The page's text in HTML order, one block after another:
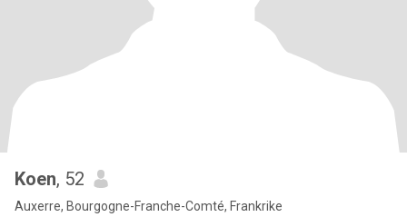
Koen, 52
Auxerre, Bourgogne-Franche-Comté, Frankrike